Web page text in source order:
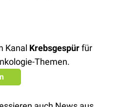
Kanal Krebsgespürfür
Themen.